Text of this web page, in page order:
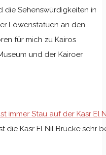
die Sehenswürdigkeiten in
Löwenstatuen an den
für mich zu Kairos
und der Kairoer
die Kasr El Nil Brücke sehr